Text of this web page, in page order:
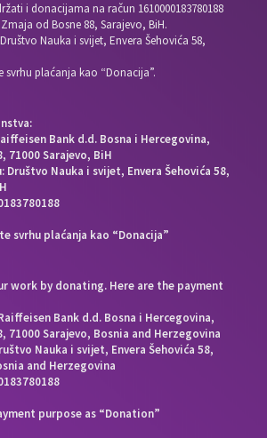
i donacijama na račun 1610000183780188
od Bosne 88, Sarajevo, BiH.
Nauka i svijet, Envera Šehovića 58,
svrhu plaćanja kao “Donacija”.
Bank d.d. Bosna i Hercegovina,
71000 Sarajevo, BiH
Društvo Nauka i svijet, Envera Šehovića 58,
svrhu plaćanja kao “Donacija”
work by donating. Here are the payment
Bank d.d. Bosna i Hercegovina,
71000 Sarajevo, Bosnia and Herzegovina
Nauka i svijet, Envera Šehovića 58,
and Herzegovina
purpose as “Donation”